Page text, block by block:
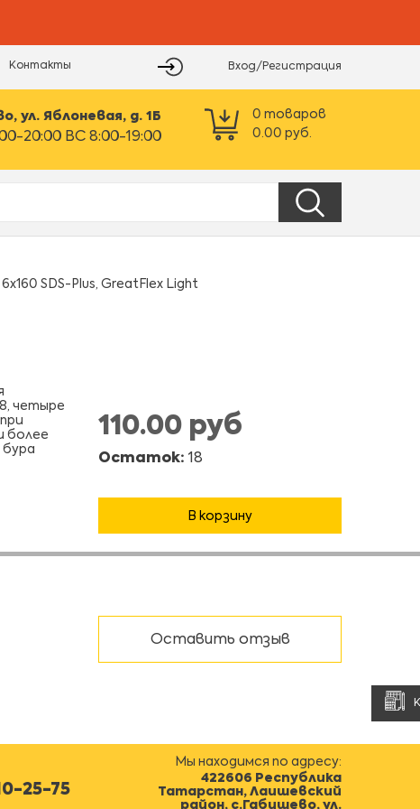
Контакты Вход/Регистрация
ул. Яблоневая, д. 1Б
20:00 ВС 8:00-19:00
0 товаров
0.00 руб.
SDS-Plus, GreatFlex Light
четыре
более
110.00 руб
Остаток: 18
В корзину
Оставить отзыв
25-75
Мы находимся по адресу:
422606 Республика
Татарстан, Лаишевский
район, с.Габишево, ул.